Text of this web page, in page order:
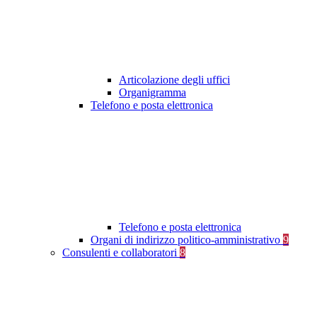
Articolazione degli uffici
Organigramma
Telefono e posta elettronica
Telefono e posta elettronica
Organi di indirizzo politico-amministrativo 9
Consulenti e collaboratori 8